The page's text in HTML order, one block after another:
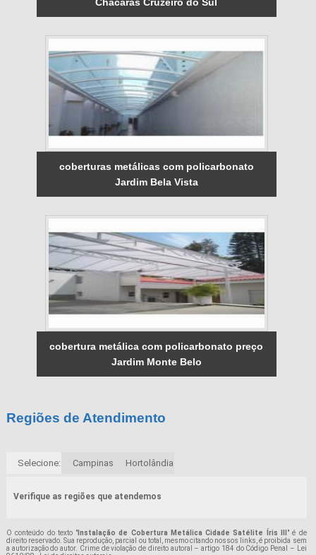
coberturas metálicas com policarbonato
Jardim Bela Vista
cobertura metálica com policarbonato preço
Jardim Monte Belo
Regiões de Atendimento
Selecione: Campinas Hortolândia
Verifique as regiões que atendemos
O conteúdo do texto " Instalação de Cobertura Metálica Cidade Satélite Íris III " é de
direito reservado. Sua reprodução, parcial ou total, mesmo citando nossos links, é proibida sem
a autorização do autor. Crime de violação de direito autoral – artigo 184 do Código Penal – Lei